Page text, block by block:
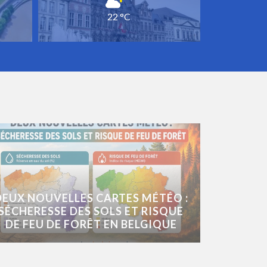
22 °C
NOUVELLES CARTES MÉTÉO :
DES SOLS ET RISQUE
DE FEU DE FORÊT EN BELGIQUE